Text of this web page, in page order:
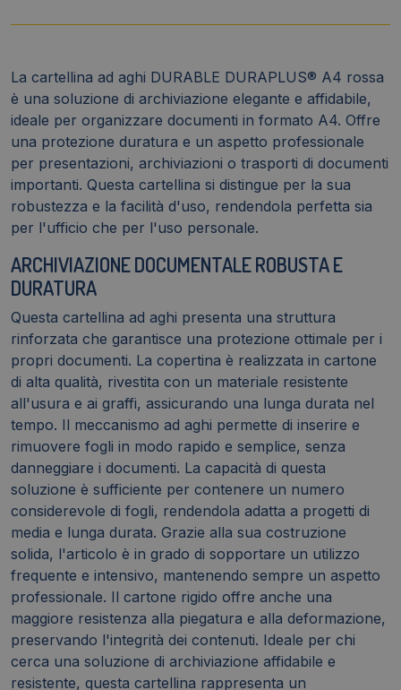
La cartellina ad aghi DURABLE DURAPLUS® A4 rossa
è una soluzione di archiviazione elegante e affidabile,
ideale per organizzare documenti in formato A4. Offre
una protezione duratura e un aspetto professionale
per presentazioni, archiviazioni o trasporti di documenti
importanti. Questa cartellina si distingue per la sua
robustezza e la facilità d'uso, rendendola perfetta sia
per l'ufficio che per l'uso personale.
ARCHIVIAZIONE DOCUMENTALE ROBUSTA E
DURATURA
Questa cartellina ad aghi presenta una struttura
rinforzata che garantisce una protezione ottimale per i
propri documenti. La copertina è realizzata in cartone
di alta qualità, rivestita con un materiale resistente
all'usura e ai graffi, assicurando una lunga durata nel
tempo. Il meccanismo ad aghi permette di inserire e
rimuovere fogli in modo rapido e semplice, senza
danneggiare i documenti. La capacità di questa
soluzione è sufficiente per contenere un numero
considerevole di fogli, rendendola adatta a progetti di
media e lunga durata. Grazie alla sua costruzione
solida, l'articolo è in grado di sopportare un utilizzo
frequente e intensivo, mantenendo sempre un aspetto
professionale. Il cartone rigido offre anche una
maggiore resistenza alla piegatura e alla deformazione,
preservando l'integrità dei contenuti. Ideale per chi
cerca una soluzione di archiviazione affidabile e
resistente, questa cartellina rappresenta un